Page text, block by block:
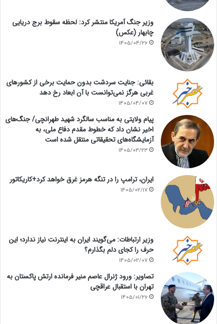
وزیر جنگ آمریکا منتشر کرد: لحظه سقوط برج دریایی
چابهار (عکس)
1405/04/26
بقائی: جنایت سردشت بدون حمایت برخی از کشورهای
غربی هرگز نمی‌توانست با آن ابعاد رخ دهد
1405/04/07
پیام ولایتی به مناسب سالگرد شهید طهرانچی/ جنگ‌های
اخیر نشان داد که خطوط مقدم دفاع ملی، به
آزمایشگاه‌های تحقیقاتی منتقل شده است
1405/03/23
ایران، ترامپ را در تنگه هرمز غرق خواهد کرد+کاریکاتور
1405/02/17
وزیر ارتباطات: می‌گویند ایران به اینترنت نیاز ندارد؛ این
حرف را کجای دلم بگذارم؟
1405/02/07
تصاویر: ورود ژنرال عاصم منیر فرمانده ارتش پاکستان به
تهران با استقبال عراقچی
1405/01/26